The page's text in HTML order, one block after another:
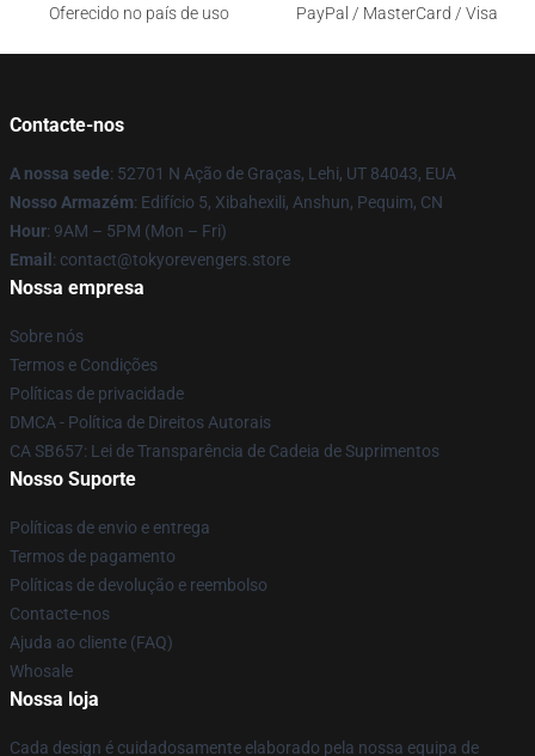
Oferecido no país de uso
PayPal / MasterCard / Visa
Contacte-nos
A nossa sede: 52701 N Ação de Graças, Lehi, UT 84043, EUA
Nosso Armazém: Edifício 5, Xibahexili, Anshun, Pequim, CN
Hour: 9AM – 5PM (Mon – Fri)
Email : contact@tokyorevengers.store
Nossa empresa
Sobre nós
Termos e Condições
Políticas de privacidade
DMCA - Política de Direitos Autorais
CA SB657: Lei de Transparência de Cadeia de Suprimentos
Nosso Suporte
Políticas de envio e entrega
Termos de pagamento
Políticas de devolução e reembolso
Contacte-nos
Ajuda ao cliente (FAQ)
Whosale
Nossa loja
Cada design é cuidadosamente elaborado pela nossa equipa de